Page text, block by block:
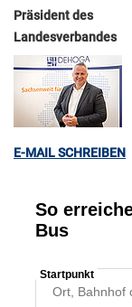
Präsident des
Landesverbandes
E-MAIL SCHREIBEN